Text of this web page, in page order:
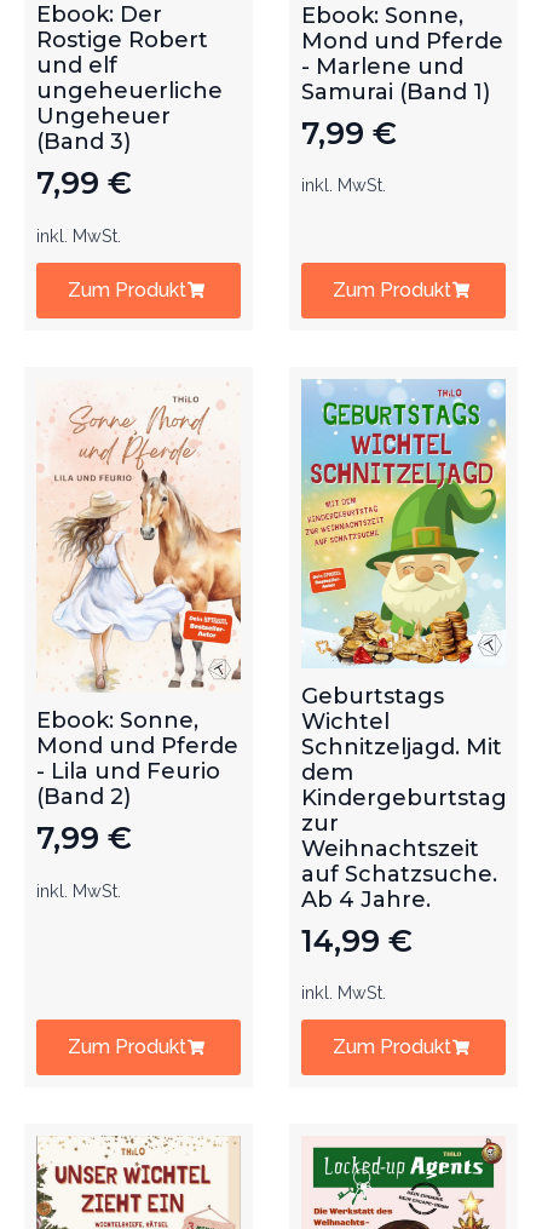
Ebook: Der
Rostige Robert
und elf
ungeheuerliche
Ungeheuer
(Band 3)
7,99 €
inkl. MwSt.
Zum Produkt
Ebook: Sonne,
Mond und Pferde
- Marlene und
Samurai (Band 1)
7,99 €
inkl. MwSt.
Zum Produkt
Ebook: Sonne,
Mond und Pferde
- Lila und Feurio
(Band 2)
7,99 €
inkl. MwSt.
Zum Produkt
Geburtstags
Wichtel
Schnitzeljagd. Mit
dem
Kindergeburtstag
zur
Weihnachtszeit
auf Schatzsuche.
Ab 4 Jahre.
14,99 €
inkl. MwSt.
Zum Produkt